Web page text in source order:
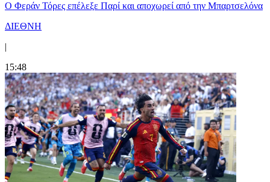
Ο Φεράν Τόρες επέλεξε Παρί και αποχωρεί από την Μπαρτσελόνα
ΔΙΕΘΝΗ
|
15:48